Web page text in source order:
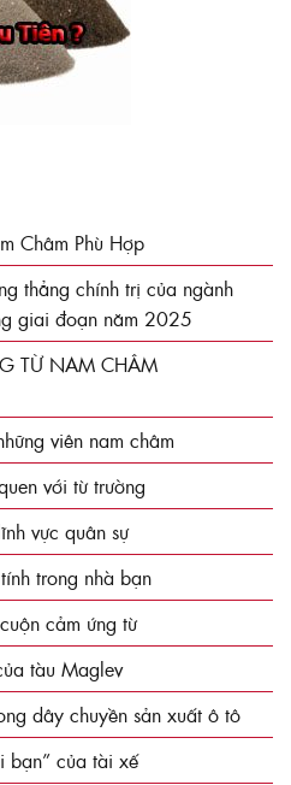
Châm Phù Hợp
thẳng chính trị của ngành
giai đoạn năm 2025
TỪ NAM CHÂM
viên nam châm
với từ trường
vực quân sự
trong nhà bạn
cảm ứng từ
tàu Maglev
dây chuyền sản xuất ô tô
bạn” của tài xế